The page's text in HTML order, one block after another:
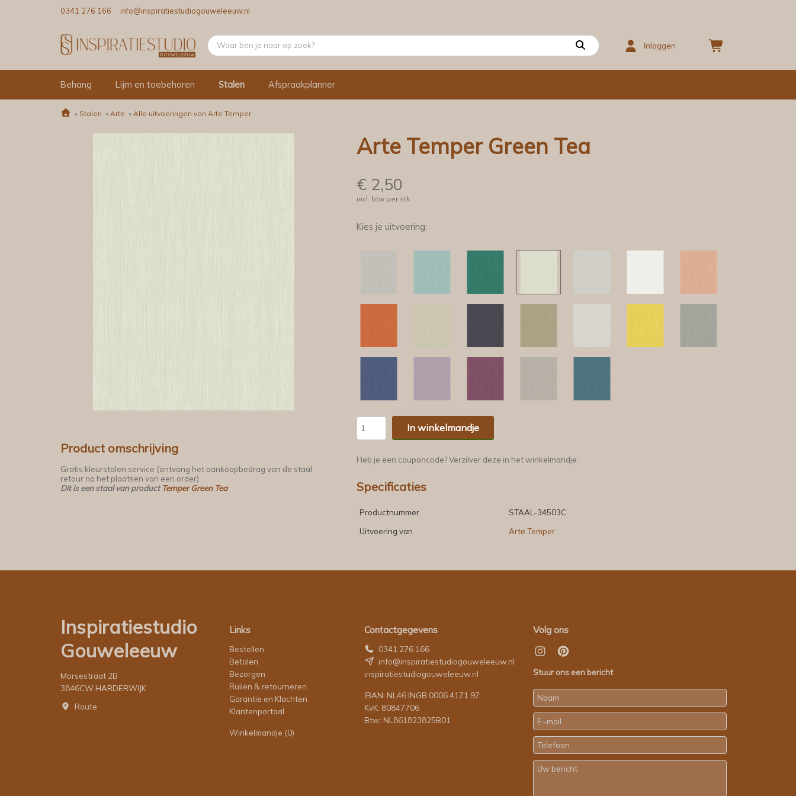
0341 276 166 info@inspiratiestudiogouweleeuw.nl
Inloggen
Behang Lijm en toebehoren Stalen Afspraakplanner
» Stalen » Arte » Alle uitvoeringen van Arte Temper
Product omschrijving
Gratis kleurstalen service (ontvang het aankoopbedrag van de staal
retour na het plaatsen van een order).
Dit is een staal van productTemper Green Tea
Arte Temper Green Tea
€ 2,50
incl. btw per stk
Kies je uitvoering:
In winkelmandje
Heb je een couponcode? Verzilver deze in het winkelmandje.
Specificaties
Productnummer
STAAL-34503C
Uitvoering van
Arte Temper
Inspiratiestudio
Gouweleeuw
Morsestraat 2B
3846CW HARDERWIJK
Route
Links
Bestellen
Betalen
Bezorgen
Ruilen & retourneren
Garantie en Klachten
Klantenportaal
Winkelmandje (0)
Contactgegevens
0341 276 166
info@inspiratiestudiogouweleeuw.nl
inspiratiestudiogouweleeuw.nl
IBAN: NL46 INGB 0006 4171 97
KvK: 80847706
Btw: NL861823825B01
Volg ons
Stuur ons een bericht